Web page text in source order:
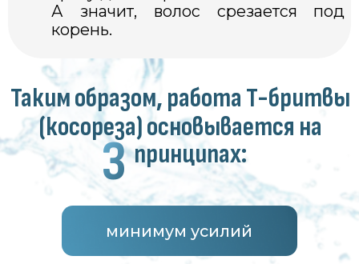
бритва не травмирует эпидермис,
что делает ее пригодной для
ежедневного использования
техника бритья ничем не отличается
от принципа работы обыкновенного
станка (косорезом сможет
пользоваться даже подросток).